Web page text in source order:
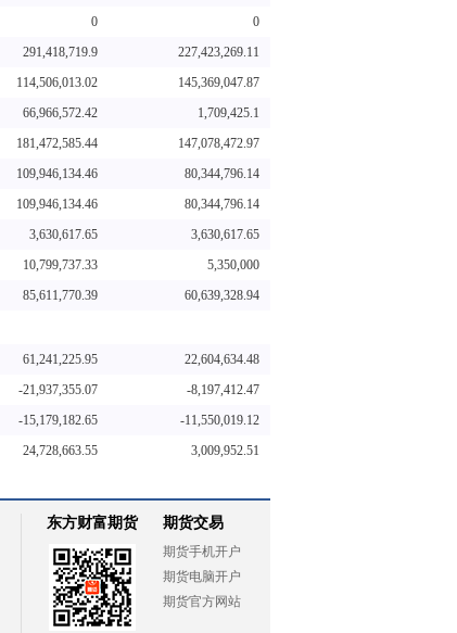
0
0
291,418,719.9
227,423,269.11
114,506,013.02
145,369,047.87
66,966,572.42
1,709,425.1
181,472,585.44
147,078,472.97
109,946,134.46
80,344,796.14
109,946,134.46
80,344,796.14
3,630,617.65
3,630,617.65
10,799,737.33
5,350,000
85,611,770.39 60,639,328.94
61,241,225.95
22,604,634.48
-21,937,355.07
-8,197,412.47
-15,179,182.65
-11,550,019.12
24,728,663.55 3,009,952.51
东方财富期货 期货交易
期货手机开户
期货电脑开户
期货官方网站